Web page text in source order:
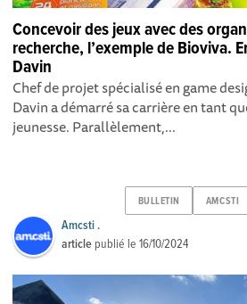
Concevoir des jeux avec des
recherche, l’exemple de Bioviva.
Davin
Chef de projet spécialisé en game
Davin a démarré sa carrière en tant
jeunesse. Parallèlement,...
BULLETIN AMCSTI
Amcsti .
article publié le16/10/2024